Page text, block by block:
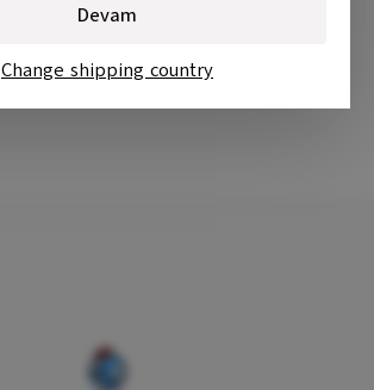
Devam
Change shipping country